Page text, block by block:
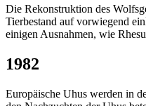
Die Rekonstruktion des
Tierbestand auf vorwiegend
einigen Ausnahmen, wie
1982
Europäische Uhus werden in